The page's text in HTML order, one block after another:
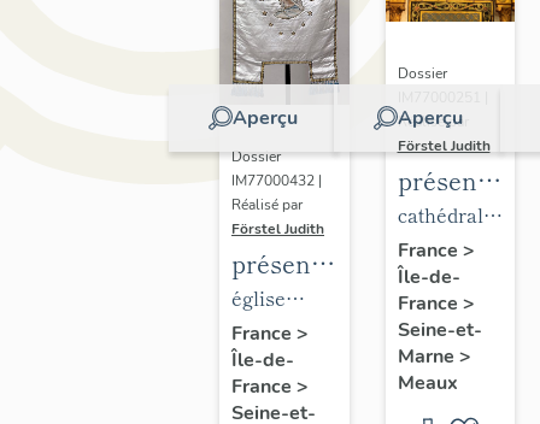
Aperçu
Dossier
IM77000432 |
Réalisé par
Förstel Judith
présentation
du
mobilier
de
l'église
église
paroissiale
Notre-
Dame du
France >
Île-de-
France >
Seine-et-
Aperçu
Dossier
Réalisé par
Förstel Judith
du
mobilier
de la
cathédrale
de
Meaux
cathédrale
Saint-
Etienne
France >
Île-de-
France >
Seine-et-
Marne >
Meaux